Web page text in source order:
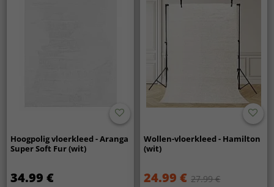
Hoogpolig vloerkleed - Aranga
Super Soft Fur (wit)
34.99 €
Wollen-vloerkleed - Hamilton
(wit)
24.99 € 27.99 €